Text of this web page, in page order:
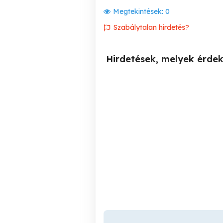
Megtekintések: 0
Szabálytalan hirdetés?
Hirdetések, melyek